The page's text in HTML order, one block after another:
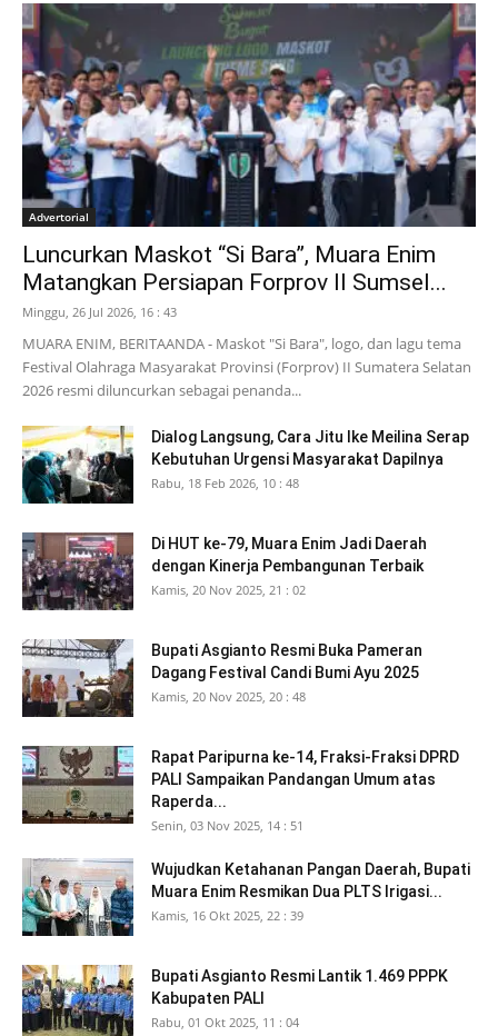
Advertorial
Luncurkan Maskot “Si Bara”, Muara Enim
Matangkan Persiapan Forprov II Sumsel...
Minggu, 26 Jul 2026, 16 : 43
MUARA ENIM, BERITAANDA - Maskot "Si Bara", logo, dan lagu tema
Festival Olahraga Masyarakat Provinsi (Forprov) II Sumatera Selatan
2026 resmi diluncurkan sebagai penanda...
Dialog Langsung, Cara Jitu Ike Meilina Serap
Kebutuhan Urgensi Masyarakat Dapilnya
Rabu, 18 Feb 2026, 10 : 48
Di HUT ke-79, Muara Enim Jadi Daerah
dengan Kinerja Pembangunan Terbaik
Kamis, 20 Nov 2025, 21 : 02
Bupati Asgianto Resmi Buka Pameran
Dagang Festival Candi Bumi Ayu 2025
Kamis, 20 Nov 2025, 20 : 48
Rapat Paripurna ke-14, Fraksi-Fraksi DPRD
PALI Sampaikan Pandangan Umum atas
Raperda...
Senin, 03 Nov 2025, 14 : 51
Wujudkan Ketahanan Pangan Daerah, Bupati
Muara Enim Resmikan Dua PLTS Irigasi...
Kamis, 16 Okt 2025, 22 : 39
Bupati Asgianto Resmi Lantik 1.469 PPPK
Kabupaten PALI
Rabu, 01 Okt 2025, 11 : 04